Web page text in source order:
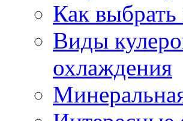
Как выбрать
Виды
охлаждения